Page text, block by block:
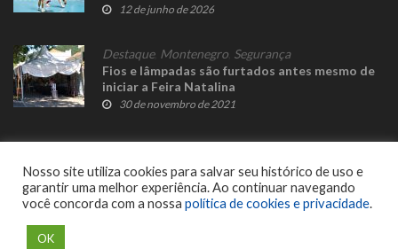
12 de junho de 2026
Destaque, Montenegro Segurança
Fios e lâmpadas são furtados antes mesmo de
iniciar a Feira Natalina
30 de novembro de 2021
Nosso site utiliza cookies para salvar seu histórico de uso e
garantir uma melhor experiência. Ao continuar navegando
você concorda com a nossa política de cookies e privacidade.
OK